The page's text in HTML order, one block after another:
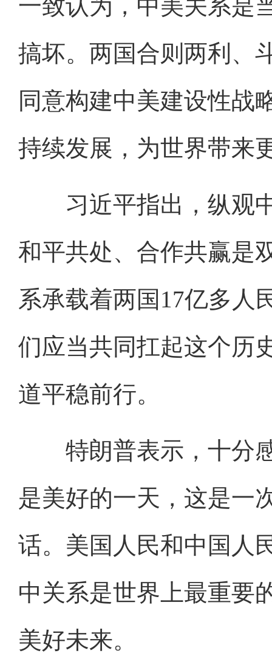
一致认为，中美关系是
搞坏。两国合则两利、
同意构建中美建设性战
持续发展，为世界带来
习近平指出，纵观中
和平共处、合作共赢是
系承载着两国17亿多人
们应当共同扛起这个历
道平稳前行。
特朗普表示，十分感
是美好的一天，这是一
话。美国人民和中国人
中关系是世界上最重要
美好未来。